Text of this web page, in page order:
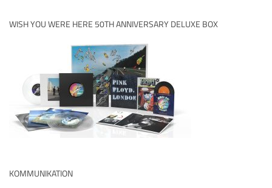
WISH YOU WERE HERE 50TH ANNIVERSARY DELUXE BOX
KOMMUNIKATION